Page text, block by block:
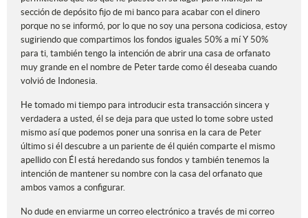
sección de depósito fijo de mi banco para acabar con el dinero
porque no se informó, por lo que no soy una persona codiciosa, estoy
sugiriendo que compartimos los fondos iguales 50% a mí Y 50%
para ti, también tengo la intención de abrir una casa de orfanato
muy grande en el nombre de Peter tarde como él deseaba cuando
volvió de Indonesia.
He tomado mi tiempo para introducir esta transacción sincera y
verdadera a usted, él se deja para que usted lo tome sobre usted
mismo así que podemos poner una sonrisa en la cara de Peter
último si él descubre a un pariente de él quién comparte el mismo
apellido con Él está heredando sus fondos y también tenemos la
intención de mantener su nombre con la casa del orfanato que
ambos vamos a configurar.
No dude en enviarme un correo electrónico a través de mi correo